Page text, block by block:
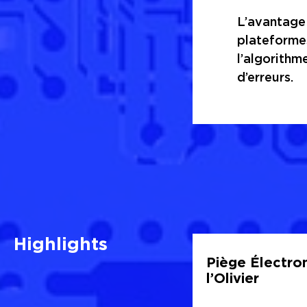
d’erreurs.
Highlights
Piège
l’Olivier